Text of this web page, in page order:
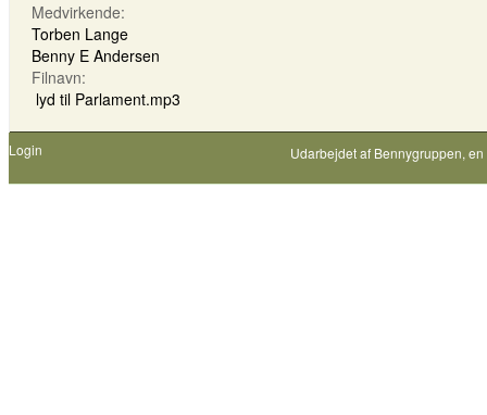
Medvirkende:
Torben Lange
Benny E Andersen
Filnavn:
lyd til Parlament.mp3
Login Udarbejdet af Bennygruppen,